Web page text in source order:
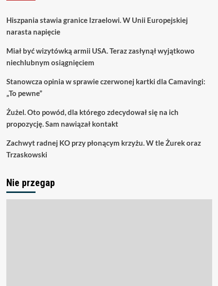
Hiszpania stawia granice Izraelowi. W Unii Europejskiej
narasta napięcie
Miał być wizytówką armii USA. Teraz zasłynął wyjątkowo
niechlubnym osiągnięciem
Stanowcza opinia w sprawie czerwonej kartki dla Camavingi:
„To pewne”
Żużel. Oto powód, dla którego zdecydował się na ich
propozycję. Sam nawiązał kontakt
Zachwyt radnej KO przy płonącym krzyżu. W tle Żurek oraz
Trzaskowski
Nie przegap